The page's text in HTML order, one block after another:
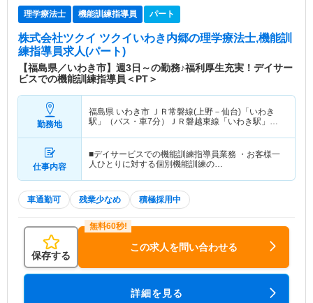
理学療法士 機能訓練指導員 パート
株式会社ツクイ ツクイいわき内郷の理学療法士,機能訓
練指導員求人(パート)
【福島県／いわき市】週3日～の勤務♪福利厚生充実！デイサー
ビスでの機能訓練指導員＜PT＞
勤務地
福島県 いわき市 ＪＲ常磐線(上野－仙台)「いわき
駅」（バス・車7分）ＪＲ磐越東線「いわき駅」
仕事内容
■デイサービスでの機能訓練指導員業務 ・お客様一
人ひとりに対する個別機能訓練の…
車通勤可 残業少なめ 積極採用中
保存する
この求人を問い合わせる
詳細を見る